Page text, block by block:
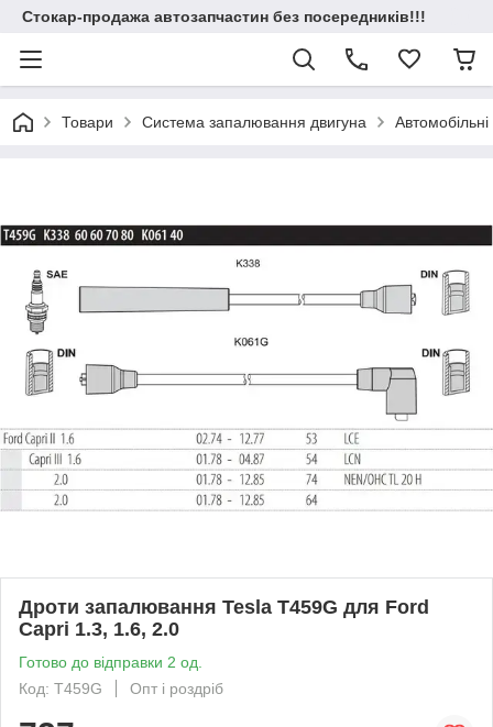
Стокар-продажа автозапчастин без посередників!!!
Товари Система запалювання двигуна
Дроти запалювання Tesla T459G для Ford
Capri 1.3, 1.6, 2.0
Готово до відправки 2 од.
Код: T459G
Опт і роздріб